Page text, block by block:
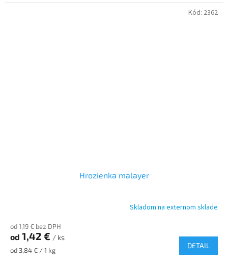
Hrozienka malayer
Skladom na externom sklade
od 1,19 € bez DPH
od 1,42 € / ks
Jednotková
od 3,84 € / 1 kg
DETAIL
Kód: 2362